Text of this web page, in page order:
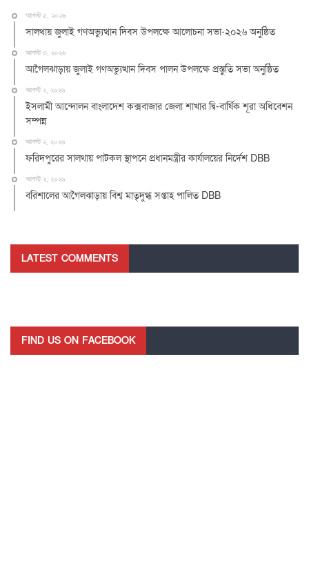
আগস্ট ৫, ২০২৬
সালথায় জুলাই গণঅভ্যুত্থান দিবস উপলক্ষে আলোচনা সভা-২০২৬ অনুষ্ঠিত
আগস্ট ৩, ২০২৬
আগৈলঝাড়ায় জুলাই গণঅভ্যুত্থান দিবস পালন উপলক্ষে প্রস্তুতি সভা অনুষ্ঠিত
আগস্ট ২, ২০২৬
ইসলামী আন্দোলন বাংলাদেশ কক্সবাজার জেলা শাখার দ্বি-বার্ষিক শূরা অধিবেশন
সম্পন্ন
আগস্ট ২, ২০২৬
ফরিদপুরের সালথায় পাটকল স্থাপনে প্রধানমন্ত্রীর কার্যালয়ের নির্দেশ DBB
আগস্ট ২, ২০২৬
বরিশালের আগৈলঝাড়ায় বিশ্ব মাতৃদুগ্ধ সপ্তাহ পালিত DBB
LATEST COMMENTS
FIND US ON FACEBOOK